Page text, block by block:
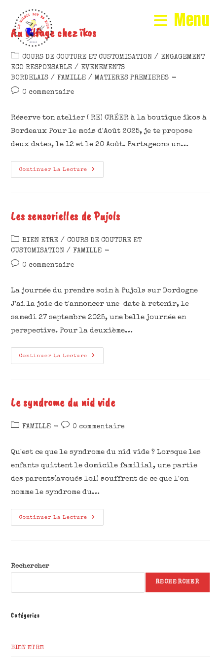
Menu
Au village chez ïkos
COURS DE COUTURE ET CUSTOMISATION / ENGAGEMENT
ECO RESPONSABLE / EVENEMENTS
BORDELAIS / FAMILLE / MATIERES PREMIERES
0 commentaire
Réserve ton atelier ( RE) CRÉER à la boutique ïkos à
Bordeaux Pour le mois d'Août 2025, je te propose
deux dates, le 12 et le 20 Août. Partageons un…
Continuer La Lecture
Les sensorielles de Pujols
BIEN ETRE / COURS DE COUTURE ET
CUSTOMISATION / FAMILLE
0 commentaire
La journée du prendre soin à Pujols sur Dordogne
J'ai la joie de t'annoncer une date à retenir, le
samedi 27 septembre 2025, une belle journée en
perspective. Pour la deuxième…
Continuer La Lecture
Le syndrome du nid vide
FAMILLE 0 commentaire
Qu'est ce que le syndrome du nid vide ? Lorsque les
enfants quittent le domicile familial, une partie
des parents(avoués lol) souffrent de ce que l'on
nomme le syndrome du…
Continuer La Lecture
Rechercher
RECHERCHER
Catégories
BIEN ETRE